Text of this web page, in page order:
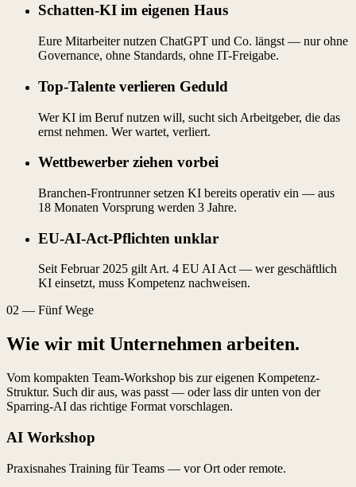
Schatten-KI im eigenen Haus
Eure Mitarbeiter nutzen ChatGPT und Co. längst — nur ohne
Governance, ohne Standards, ohne IT-Freigabe.
Top-Talente verlieren Geduld
Wer KI im Beruf nutzen will, sucht sich Arbeitgeber, die das
ernst nehmen. Wer wartet, verliert.
Wettbewerber ziehen vorbei
Branchen-Frontrunner setzen KI bereits operativ ein — aus
18 Monaten Vorsprung werden 3 Jahre.
EU-AI-Act-Pflichten unklar
Seit Februar 2025 gilt Art. 4 EU AI Act — wer geschäftlich
KI einsetzt, muss Kompetenz nachweisen.
02 — Fünf Wege
Wie wir mit Unternehmen arbeiten.
Vom kompakten Team-Workshop bis zur eigenen Kompetenz-
Struktur. Such dir aus, was passt — oder lass dir unten von der
Sparring-AI das richtige Format vorschlagen.
AI Workshop
Praxisnahes Training für Teams — vor Ort oder remote.